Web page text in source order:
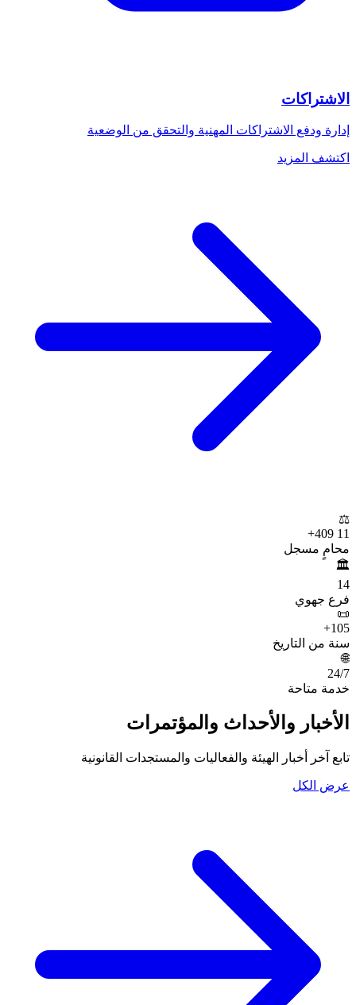
الاشتراكات
إدارة ودفع الاشتراكات المهنية والتحقق من الوضعية
اكتشف المزيد
⚖️
11 409
+
محامٍ مسجل
🏛️
14
فرع جهوي
📜
105
+
سنة من التاريخ
🌐
24/7
خدمة متاحة
الأخبار والأحداث والمؤتمرات
تابع آخر أخبار الهيئة والفعاليات والمستجدات القانونية
عرض الكل